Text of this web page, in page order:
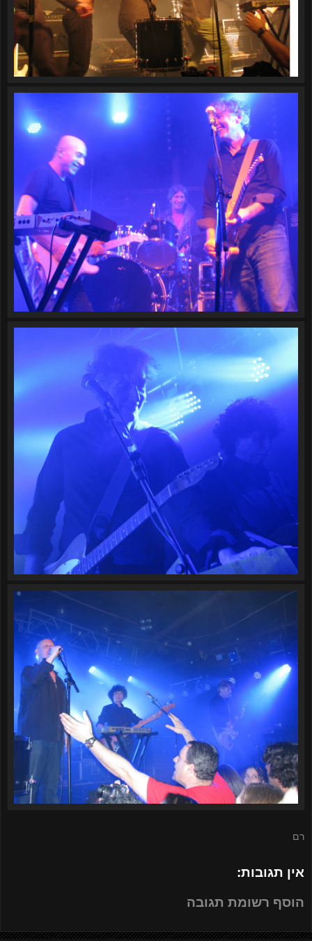
רם
אין תגובות:
הוסף רשומת תגובה